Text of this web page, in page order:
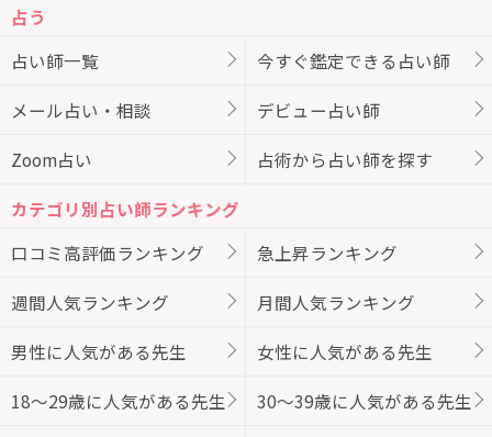
占う
占い師一覧
今すぐ鑑定できる占い師
メール占い・相談 デビュー占い師
Zoom占い 占術から占い師を探す
カテゴリ別占い師ランキング
口コミ高評価ランキング
急上昇ランキング
週間人気ランキング 月間人気ランキング
男性に人気がある先生 女性に人気がある先生
18～29歳に人気がある先生 30～39歳に人気がある先生